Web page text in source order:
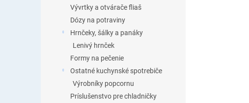
Vývrtky a otvárače fliaš
Dózy na potraviny
Hrnčeky, šálky a panáky
Lenivý hrnček
Formy na pečenie
Ostatné kuchynské spotrebiče
Výrobníky popcornu
Príslušenstvo pre chladničky